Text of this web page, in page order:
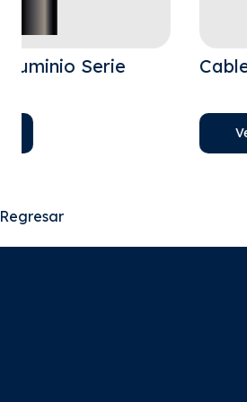
Cable TSJ Cobre
Regresar